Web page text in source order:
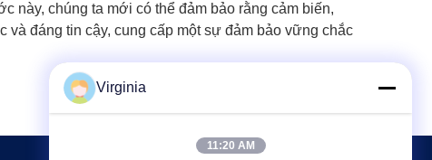
này, chúng ta mới có thể đảm bảo rằng cảm biến,
đáng tin cậy, cung cấp một sự đảm bảo vững chắc
Virginia
11:20 AM